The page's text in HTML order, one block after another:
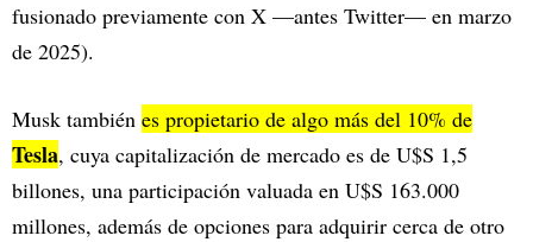
fusionado previamente con X —antes Twitter— en marzo
de 2025).
Musk también es propietario de algo más del 10% de
Tesla, cuya capitalización de mercado es de U$S 1,5
billones, una participación valuada en U$S 163.000
millones, además de opciones para adquirir cerca de otro